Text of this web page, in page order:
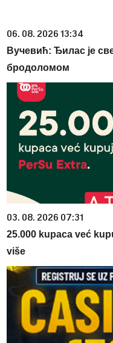
06. 08. 2026 13:34
Вучевић: Ђилас је
бродоломом
03. 08. 2026 07:31
25.000 kupaca već
više